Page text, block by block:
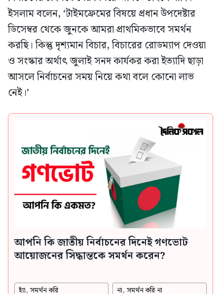
ইসলাম বলেন, ‘টাইমফ্রেমের বিষয়ে প্রধান উপদেষ্টার
ডিসেম্বর থেকে জুনকে আমরা প্রাথমিকভাবে সমর্থন
করছি। কিন্তু দৃশ্যমান বিচার, বিচারের রোডম্যাপ দেওয়া
ও সংস্কার অর্থাৎ জুলাই সনদ কার্যকর করা ইত্যাদি ছাড়া
আসলে নির্বাচনের সময় নিয়ে কথা বলে কোনো লাভ
নেই।’
আপনি কি জাতীয় নির্বাচনের দিনেই গণভোট
আয়োজনের সিদ্ধান্তকে সমর্থন করেন?
হ্যাঁ, সমর্থন করি না, সমর্থন করি না